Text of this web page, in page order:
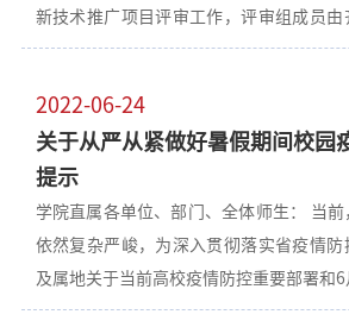
专班工作人员、核酸采样、消杀专业技
效果，加强考核工作，确保培训合格后上岗。 学院将分
新型冠状病毒肺炎防控方案（第九版）培
工作，请各单位、部门高度重视、认真
实效，切实推进第九版防控方案各项防控
新技术推广项目评审工作，评审组成员
管理委员会医疗专家库相关学科专家组
20项医疗新技术为学院推广项目，其中I类
广项目5项、III类推广项目12项。 各单位和个人如有对评审结
果或评审材料有异议的，请于2022年7月
理处反映。 联系人：韩俊岩，联系电话：2663901 附件：2022
年度齐齐哈尔医学院医疗卫生新技术推广
齐哈尔医学院医院管理处2022年7月13日
2022-06-24
关于从严从紧做好暑假期间校园
提示
学院直属各单位、部门、全体师生： 当前，国内本土疫情形势
依然复杂严峻，为深入贯彻落实省疫情
及属地关于当前高校疫情防控重要部署和
工作领导小组专题会议要求，现就进一